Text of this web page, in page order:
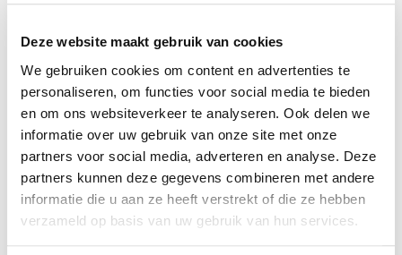
Deze website maakt gebruik van cookies
We gebruiken cookies om content en advertenties te
personaliseren, om functies voor social media te bieden
en om ons websiteverkeer te analyseren. Ook delen we
informatie over uw gebruik van onze site met onze
partners voor social media, adverteren en analyse. Deze
partners kunnen deze gegevens combineren met andere
informatie die u aan ze heeft verstrekt of die ze hebben
verzameld op basis van uw gebruik van hun services.
Ecocheques:
Gewicht:
0,30 kg
Hoogte (cm):
25 cm
Breedte (cm):
95 cm
95 cm
Diameter (cm):
0 cm
Material:
Kunststof